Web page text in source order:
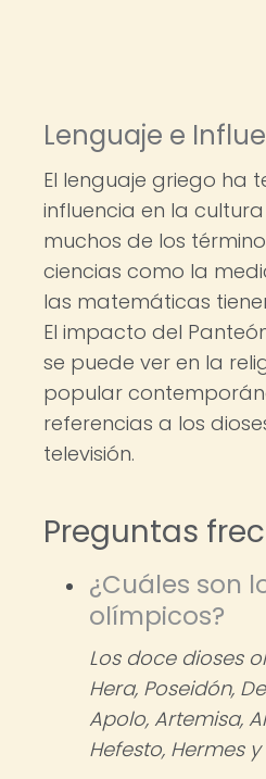
Lenguaje e
El lenguaje griego ha
influencia en la
muchos de los
ciencias como la
las matemáticas
El impacto del
se puede ver en la
popular
referencias a los
televisión.
Preguntas
¿Cuáles son
olímpicos?
Los doce dioses
Hera, Poseidón,
Apolo, Artemisa,
Hefesto, Hermes